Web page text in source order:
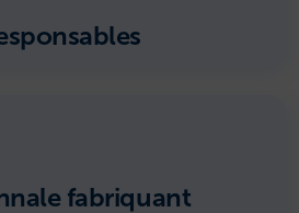
fabriquant